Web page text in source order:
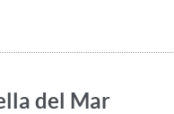
del Mar